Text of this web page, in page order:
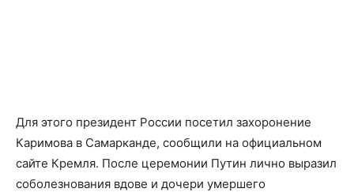
Для этого президент России посетил захоронение
Каримова в Самарканде, сообщили на официальном
сайте Кремля. После церемонии Путин лично выразил
соболезнования вдове и дочери умершего